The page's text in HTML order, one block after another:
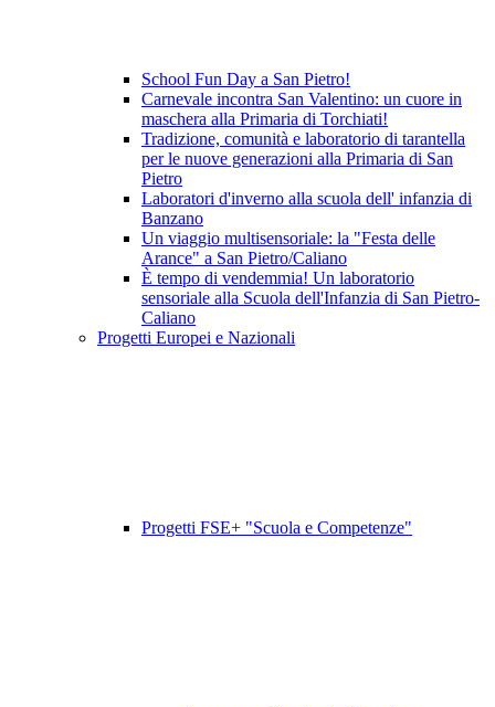
School Fun Day a San Pietro!
Carnevale incontra San Valentino: un cuore in
maschera alla Primaria di Torchiati!
Tradizione, comunità e laboratorio di tarantella
per le nuove generazioni alla Primaria di San
Pietro
Laboratori d'inverno alla scuola dell' infanzia di
Banzano
Un viaggio multisensoriale: la "Festa delle
Arance" a San Pietro/Caliano
È tempo di vendemmia! Un laboratorio
sensoriale alla Scuola dell'Infanzia di San Pietro-
Caliano
Progetti Europei e Nazionali
Progetti FSE+ "Scuola e Competenze"